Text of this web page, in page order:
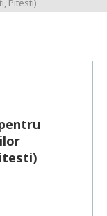
Pitesti)